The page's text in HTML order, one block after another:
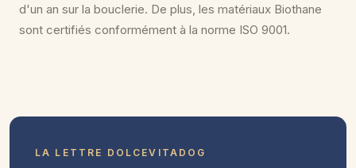
d'un an sur la bouclerie. De plus, les matériaux Biothane
sont certifiés conformément à la norme ISO 9001.
LA LETTRE DOLCEVITADOG